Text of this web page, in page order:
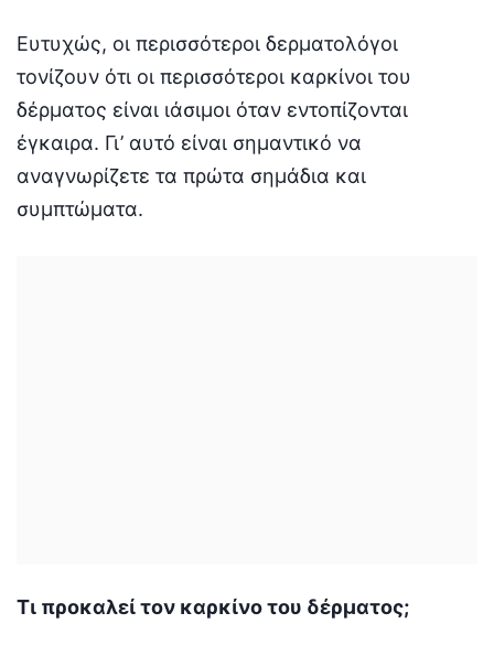
Ευτυχώς, οι περισσότεροι δερματολόγοι
τονίζουν ότι οι περισσότεροι καρκίνοι του
δέρματος είναι ιάσιμοι όταν εντοπίζονται
έγκαιρα. Γι’ αυτό είναι σημαντικό να
αναγνωρίζετε τα πρώτα σημάδια και
συμπτώματα.
Τι προκαλεί τον καρκίνο του δέρματος;